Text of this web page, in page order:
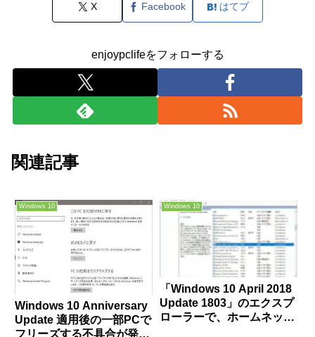
X Facebook はてブ
enjoypclifeをフォローする
関連記事
Windows 10
Windows 10 Anniversary
Update 適用後の一部PCで
フリーズする不具合が発生
Windows 10
「Windows 10 April 2018
Update 1803」のエクスプ
ローラーで、ホームネット